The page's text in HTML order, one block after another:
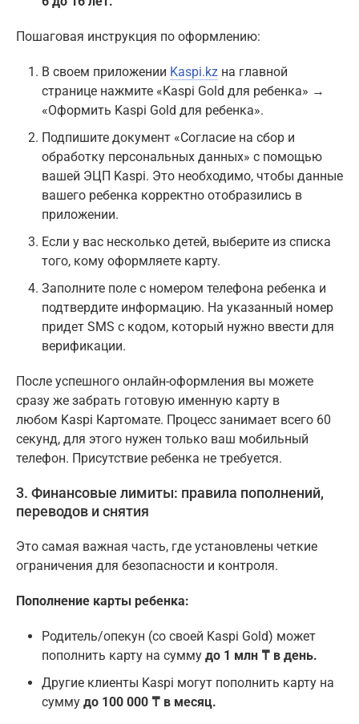
Пошаговая инструкция по оформлению:
В своем приложении Kaspi.kz на главной
странице нажмите «Kaspi Gold для ребенка» →
«Оформить Kaspi Gold для ребенка».
Подпишите документ «Согласие на сбор и
обработку персональных данных» с помощью
вашей ЭЦП Kaspi. Это необходимо, чтобы данные
вашего ребенка корректно отобразились в
приложении.
Если у вас несколько детей, выберите из списка
того, кому оформляете карту.
Заполните поле с номером телефона ребенка и
подтвердите информацию. На указанный номер
придет SMS с кодом, который нужно ввести для
верификации.
После успешного онлайн-оформления вы можете
сразу же забрать готовую именную карту в
любом Kaspi Картомате. Процесс занимает всего 60
секунд, для этого нужен только ваш мобильный
телефон. Присутствие ребенка не требуется.
3. Финансовые лимиты: правила пополнений,
переводов и снятия
Это самая важная часть, где установлены четкие
ограничения для безопасности и контроля.
Пополнение карты ребенка:
Родитель/опекун (со своей Kaspi Gold) может
пополнить карту на сумму до 1 млн ₸ в день.
Другие клиенты Kaspi могут пополнить карту на
сумму до 100 000 ₸ в месяц.